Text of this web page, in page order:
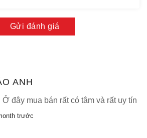
Gửi đánh giá
ANH
Ở đây mua bán rất có tâm và rất uy tín
trước